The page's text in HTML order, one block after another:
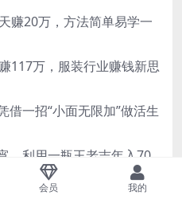
赚20万，方法简单易学一
117万，服装行业赚钱新思
一招“小面无限加”做活生
利用一瓶王老吉年入70
会员 我的